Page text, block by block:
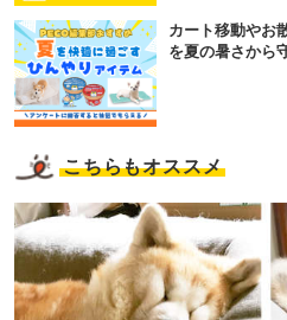
カート移動やお
を夏の暑さから
こちらもオススメ